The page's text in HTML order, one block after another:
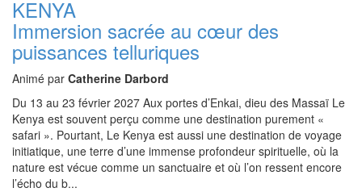
KENYA
Immersion sacrée au cœur des
puissances telluriques
Animé par Catherine Darbord
Du 13 au 23 février 2027 Aux portes d’Enkai, dieu des Massaï Le
Kenya est souvent perçu comme une destination purement «
safari ». Pourtant, Le Kenya est aussi une destination de voyage
initiatique, une terre d’une immense profondeur spirituelle, où la
nature est vécue comme un sanctuaire et où l’on ressent encore
l’écho du b...